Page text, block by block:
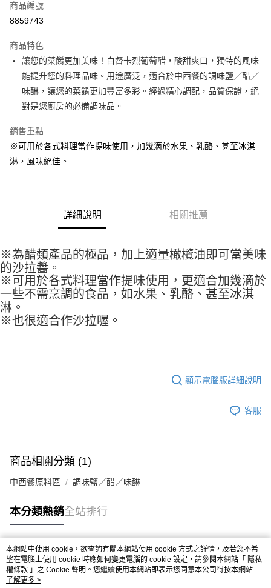
超商取貨付款
Apple Pay
街口支付
悠遊付
全盈+PAY
AFTEE先享後付
相關說明
１．簡單：不需註冊會員、不需綁卡、不需儲值。
２．便利：只要手機號碼，簡訊認證，即可結帳。
３．安心：先確認商品／服務後，再付款。
【「AFTEE先享後付」結帳流程】
１．於結帳方式選擇「AFTEE先享後付」後，將跳轉至「AFTEE先享後付」
結帳頁面，進行簡訊認證並確認金額後，即可完成結帳。
２．訂單成立數日內，您將收到繳費通知簡訊。
３．收到繳費通知簡訊後14天內，點擊此簡訊中的連結，可透過四大超商／
ATM／網路銀行／等多元方式進行付款，方視為交易完成。
※ 請注意：結帳手續完成當下不需立刻繳費，但若您需要取消訂單，請聯絡
購買商品的店家。未經商家同意取消之訂單仍視為有效，需透過AFTEE先享
１．透過由恩沛科技股份有限公司提供之「AFTEE先享後付」服務完成之交
易，需依本服務之必要範圍內提供個人資料，並將交易相關給付款項請求債
３．未成年的使用者請事先徵得法定代理人或監護人之同意方可使用
任。
時審查核予不同之上限額度；若仍有額度不足之情形，本公司將視審查結果
請求用戶進行身份認證。
５．嚴禁一人註冊多個帳號或使用他人資訊註冊。若發現惡意使用之情形，
恩沛科技股份有限公司將有權停止該用戶之使用額度並採取法律行動。
kg
每筆NT$90，滿NT$990(含以上)免運費
付款後全家取貨-重量限制含紙箱10kg，請控制商品重量在9~
9.5kg
每筆NT$90，滿NT$990(含以上)免運費
每筆NT$150，滿NT$2,000(含以上)免運費
離島客戶-中華郵政
每筆NT$120，滿NT$2,000(含以上)免運費
商品編號
8859743
商品特色
讓您的菜餚更加美味！白督卡烈葡萄醋，酸甜爽口，獨特的風味
能提升您的料理品味。用途廣泛，適合於中西餐的調味鹽／醋／
味醂，讓您的菜餚更加豐富多彩。經過精心調配，品質保證，絕
對是您廚房的必備調味品。
銷售重點
※可用於各式料理當作提味使用，加幾滴於水果、乳酪、甚至冰淇
淋，風味絕佳。
詳細說明 相關推薦
※為醋類產品的極品，加上適量橄欖油即可當美味
的沙拉醬。
※可用於各式料理當作提味使用，更適合加幾滴於
一些不需烹調的食品，如水果、乳酪、甚至冰淇
淋。
※也很適合作沙拉喔。
顯示電腦版詳細說明
客服
商品相關分類 (1)
中西餐原料區 調味鹽／醋／味醂
本分類熱銷全站排行
熱門標籤
本網站中使用 cookie，欲查詢有關本網站使用 cookie 方式之詳情，及若您不希
望在電腦上使用 cookie 時應如何變更電腦的 cookie 設定，請參閱本網站「 隱私
權條款 」之 Cookie 聲明。您繼續使用本網站即表示您同意本公司得按本網站使
用條款之 Cookie 聲明使用 cookie。
了解更多 >